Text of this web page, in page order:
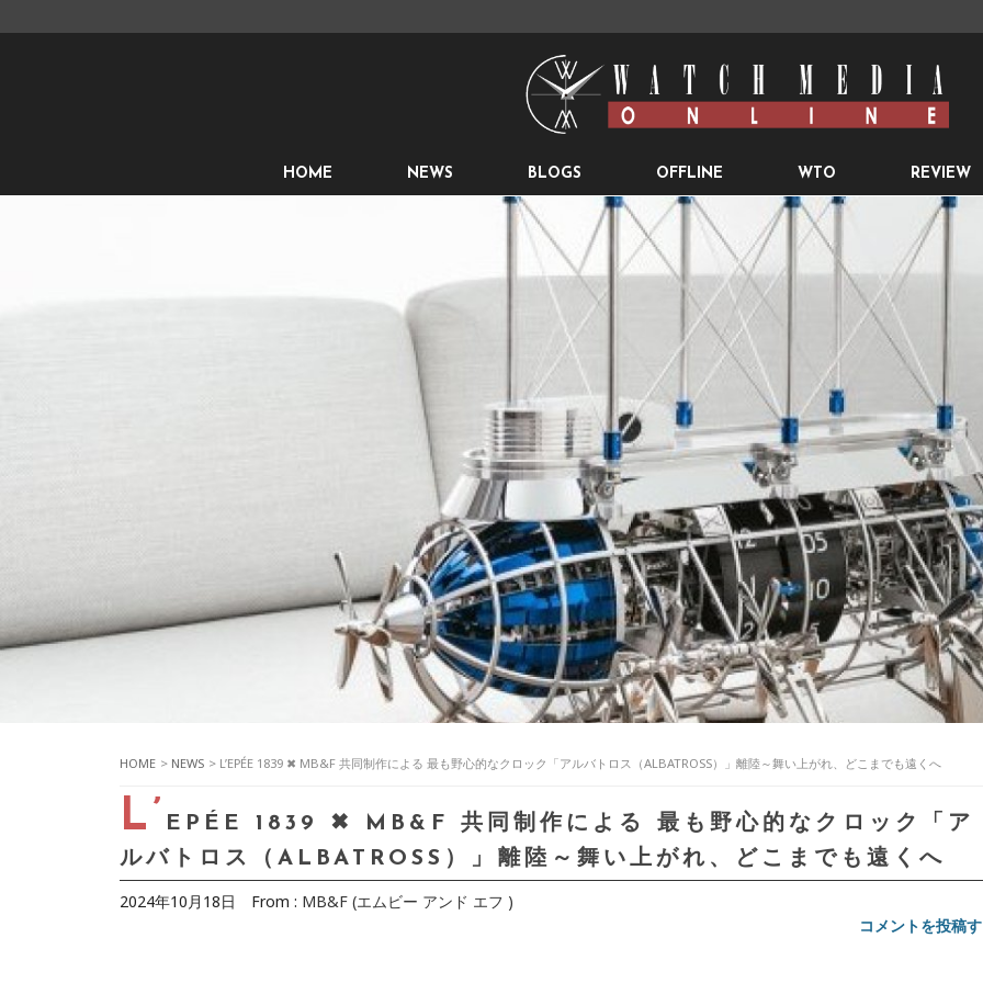
HOME NEWS BLOGS OFFLINE WTO REVIEW
HOME > NEWS > L’EPÉE 1839 ✖ MB&F 共同制作による 最も野心的なクロック「アルバトロス（ALBATROSS）」離陸～舞い上がれ、どこまでも遠くへ
L’ EPÉE 1839 ✖ MB&F 共同制作による 最も野心的なクロック「ア
ルバトロス（ALBATROSS）」離陸～舞い上がれ、どこまでも遠くへ
2024年10月18日 From : MB&F (エムビー アンド エフ )
コメントを投稿